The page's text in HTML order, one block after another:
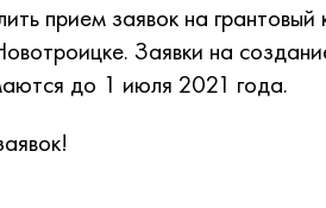
прием заявок на грантовый
Заявки на
до 1 июля 2021 года.